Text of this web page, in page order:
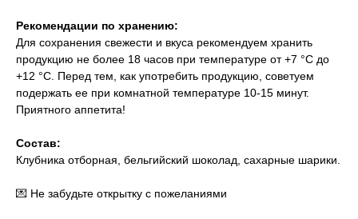
Рекомендации по хранению:
Для сохранения свежести и вкуса рекомендуем хранить
продукцию не более 18 часов при температуре от +7 °С до
+12 °С. Перед тем, как употребить продукцию, советуем
подержать ее при комнатной температуре 10-15 минут.
​Приятного аппетита!
Состав:
Клубника отборная, бельгийский шоколад, сахарные шарики.
💌 Не забудьте открытку с пожеланиями